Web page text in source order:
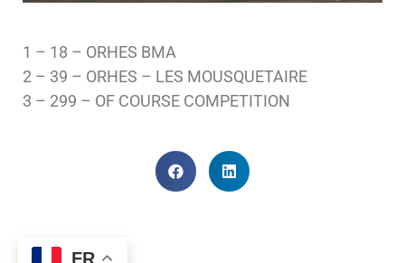
1 – 18 – ORHES BMA
2 – 39 – ORHES – LES MOUSQUETAIRE
3 – 299 – OF COURSE COMPETITION
FR